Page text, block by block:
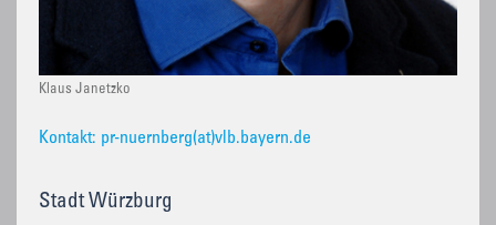
Klaus Janetzko
Kontakt: pr-nuernberg(at)vlb.bayern.de
Stadt Würzburg